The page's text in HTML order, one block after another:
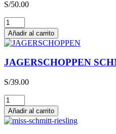
S/50.00
Glühwein
cantidad
Añadir al carrito
JAGERSCHOPPEN
S/39.00
JAGERSCHOPPEN
SCHMITT
SÖHNE
cantidad
Añadir al carrito